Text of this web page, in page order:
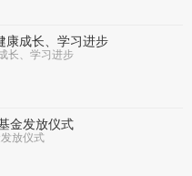
康成长、学习进步
长、学习进步
金发放仪式
放仪式